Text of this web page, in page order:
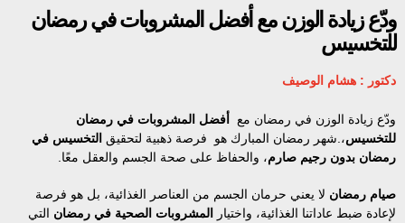
ودّع زيادة الوزن مع أفضل المشروبات في رمضان
للتخسيس
دكتور : هشام الوصيف
ودّع زيادة الوزن في رمضان مع
أفضل المشروبات في رمضان
للتخسيس،.شهر رمضان المبارك هو فرصة ذهبية لتحقيق التخسيس في
رمضان بدون رجيم صارم، والحفاظ على صحة الجسم والعقل معًا.
صيام رمضان لا يعني حرمان الجسم من العناصر الغذائية، بل هو فرصة
لإعادة ضبط عاداتنا الغذائية، واختيار
المشروبات الصحية في رمضان التي